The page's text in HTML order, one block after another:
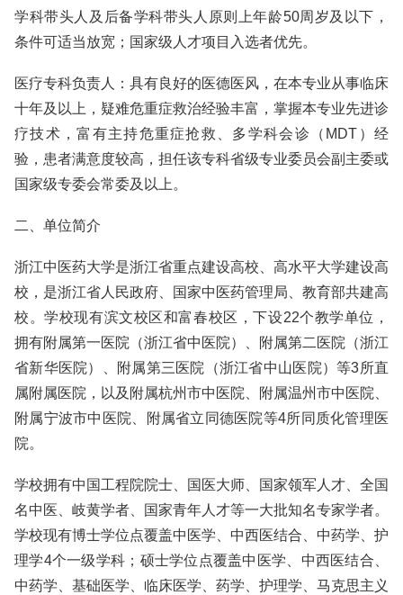
学科带头人及后备学科带头人原则上年龄50周岁及以下，
条件可适当放宽；国家级人才项目入选者优先。
医疗专科负责人：具有良好的医德医风，在本专业从事临床
十年及以上，疑难危重症救治经验丰富，掌握本专业先进诊
疗技术，富有主持危重症抢救、多学科会诊（MDT）经
验，患者满意度较高，担任该专科省级专业委员会副主委或
国家级专委会常委及以上。
二、单位简介
浙江中医药大学是浙江省重点建设高校、高水平大学建设高
校，是浙江省人民政府、国家中医药管理局、教育部共建高
校。学校现有滨文校区和富春校区，下设22个教学单位，
拥有附属第一医院（浙江省中医院）、附属第二医院（浙江
省新华医院）、附属第三医院（浙江省中山医院）等3所直
属附属医院，以及附属杭州市中医院、附属温州市中医院、
附属宁波市中医院、附属省立同德医院等4所同质化管理医
院。
学校拥有中国工程院院士、国医大师、国家领军人才、全国
名中医、岐黄学者、国家青年人才等一大批知名专家学者。
学校现有博士学位点覆盖中医学、中西医结合、中药学、护
理学4个一级学科；硕士学位点覆盖中医学、中西医结合、
中药学、基础医学、临床医学、药学、护理学、马克思主义